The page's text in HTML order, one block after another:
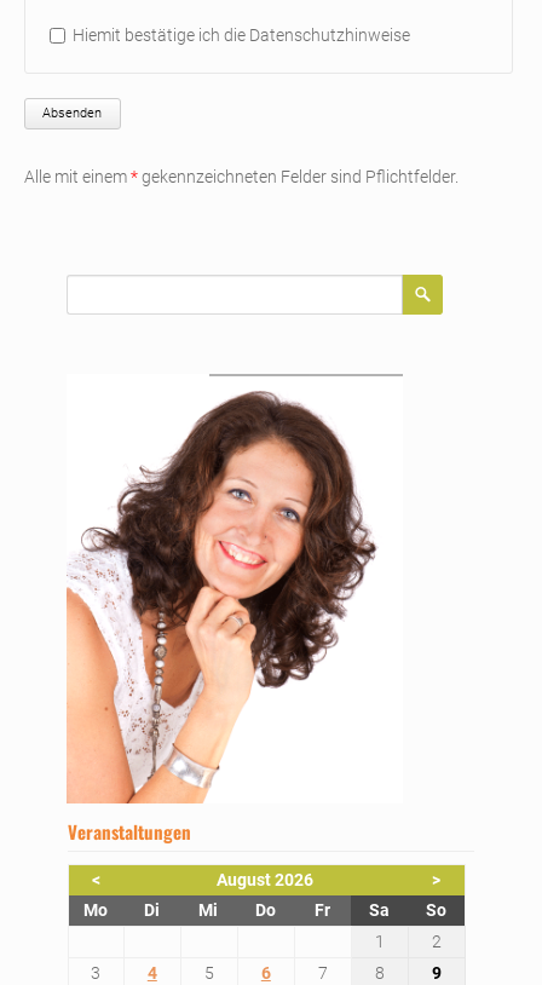
Hiemit bestätige ich die Datenschutzhinweise
Absenden
Alle mit einem*gekennzeichneten Felder sind Pflichtfelder.
Veranstaltungen
< August 2026
>
Montag Dienstag
Mi ttwoch
Donnerstag
Freitag SamstagSonntag
1
2
3
4 5 6 7 8
9